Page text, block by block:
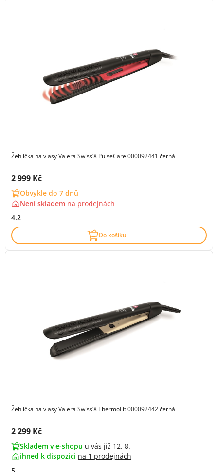
Žehlička na vlasy Valera SwissʹX PulseCare 000092441 černá
Cena s DPH:
2 999 Kč
Obvykle do 7 dnů
Není skladem na prodejnách
4.2
Do košíku
Žehlička na vlasy Valera SwissʹX ThermoFit 000092442 černá
Cena s DPH:
2 299 Kč
Skladem v e-shopu u vás již 12. 8.
ihned k dispozici na 1 prodejnách